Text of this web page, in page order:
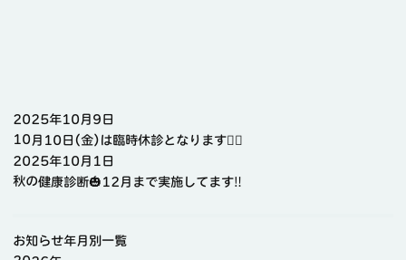
2025年10月9日
10月10日(金)は臨時休診となります🙇‍♀️
2025年10月1日
秋の健康診断🎃12月まで実施してます‼️
お知らせ年月別一覧